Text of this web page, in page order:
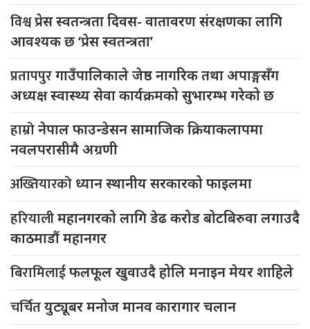
विश्वप्रेस स्वतन्त्रता दिवस- वातावरण संरक्षणका लागि
आवश्यक छ ‘प्रेस स्वतन्त्रता’
प्रतापपुरगाउँपालिकाले जेष्ठ नागरिक तथा अपाङ्गसँग
अध्यक्ष स्वास्थ्य सेवा कार्यक्रमको सुभारम्भ गरेको छ
हाम्रोनेपाल फाउन्डेसन सामाजिक क्रियाकलापमा
नवलपरासीमै अग्रणी
अख्तियारको ध्यान स्थानीय सरकारको फाइलमा
हरियालीमहानगरको लागि डेढ करोड बोटबिरुवा लगाउदै
काठमाडौं महानगर
बिरामिलाईफलफूल खुवाउदै होलि मनाइन मेयर शाहिले
चर्चितयुट्यूबर मनोज मानव कारागार चलान